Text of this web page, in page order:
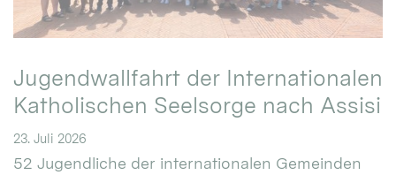
Jugendwallfahrt der Internationalen
Katholischen Seelsorge nach Assisi
23. Juli 2026
52 Jugendliche der internationalen Gemeinden